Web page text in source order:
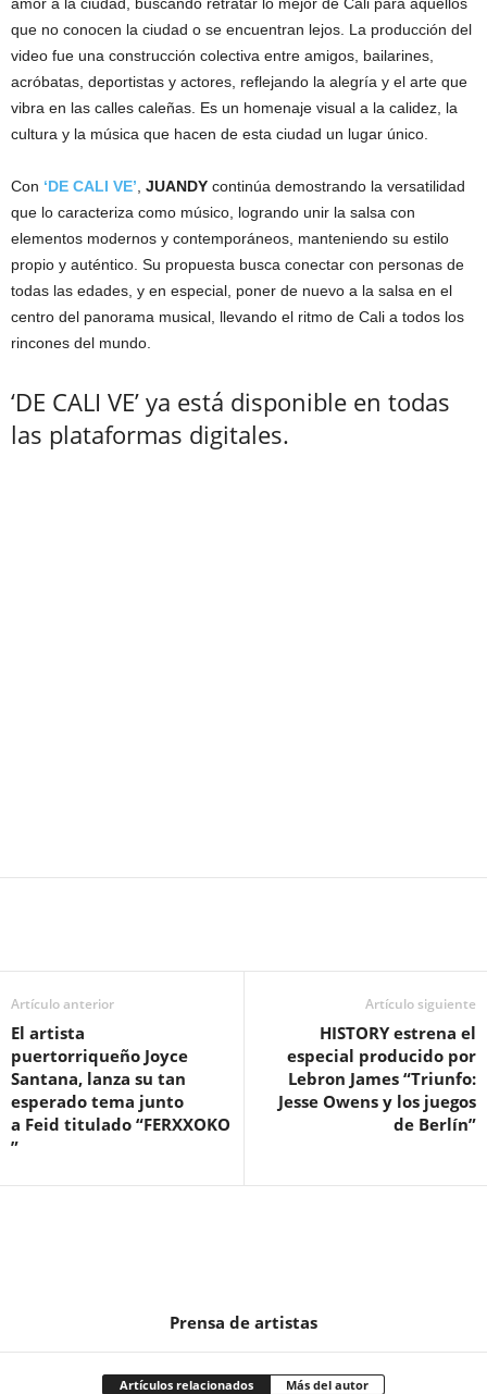
que no conocen la ciudad o se encuentran lejos. La producción del
video fue una construcción colectiva entre amigos, bailarines,
acróbatas, deportistas y actores, reflejando la alegría y el arte que
vibra en las calles caleñas. Es un homenaje visual a la calidez, la
cultura y la música que hacen de esta ciudad un lugar único.
Con ‘DE CALI VE’ JUANDY continúa demostrando la versatilidad
que lo caracteriza como músico, logrando unir la salsa con
elementos modernos y contemporáneos, manteniendo su estilo
propio y auténtico. Su propuesta busca conectar con personas de
todas las edades, y en especial, poner de nuevo a la salsa en el
centro del panorama musical, llevando el ritmo de Cali a todos los
rincones del mundo.
‘DE CALI VE’ ya está disponible en todas
las plataformas digitales.
Artículo anterior
El artista
puertorriqueño Joyce
Santana, lanza su tan
esperado tema junto
a Feid titulado “FERXXOKO
”
Artículo siguiente
HISTORY estrena el
especial producido por
Lebron James “Triunfo:
Jesse Owens y los juegos
de Berlín”
Prensa de artistas
Artículos relacionados Más del autor